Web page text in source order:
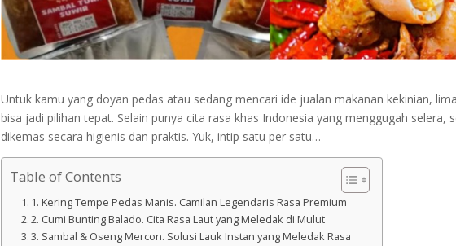
Untuk kamu yang doyan pedas atau sedang mencari ide jualan makanan kekinian,
bisa jadi pilihan tepat. Selain punya cita rasa khas Indonesia yang menggugah selera,
dikemas secara higienis dan praktis. Yuk, intip satu per satu…
Table of Contents
1. Kering Tempe Pedas Manis. Camilan Legendaris Rasa Premium
2. Cumi Bunting Balado. Cita Rasa Laut yang Meledak di Mulut
3. Sambal & Oseng Mercon. Solusi Lauk Instan yang Meledak Rasa